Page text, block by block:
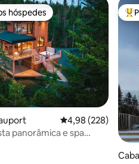
preferidos dos hóspedes
hóspedes
4,98 de uma
4,98 (228)
panorâmica e spa